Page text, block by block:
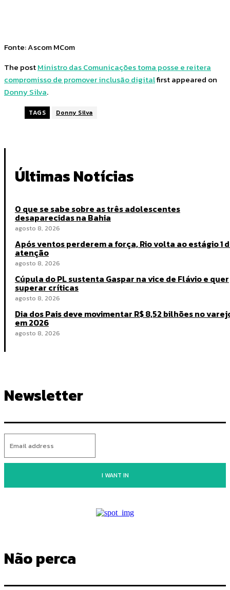
Fonte: Ascom MCom
The postMinistro das Comunicações toma posse e reitera
compromisso de promover inclusão digitalfirst appeared on
Donny Silva.
TAGS Donny Silva
Últimas Notícias
O que se sabe sobre as três adolescentes
desaparecidas na Bahia
agosto 8, 2026
Após ventos perderem a força, Rio volta ao estágio 1
atenção
agosto 8, 2026
Cúpula do PL sustenta Gaspar na vice de Flávio e quer
superar críticas
agosto 8, 2026
Dia dos Pais deve movimentar R$ 8,52 bilhões no
em 2026
agosto 8, 2026
Newsletter
I WANT IN
Não perca